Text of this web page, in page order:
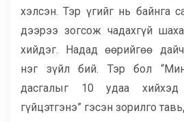
хэлсэн. Тэр үгийг нь байнга
дээрээ зогсож чадахгүй
хийдэг. Надад өөрийгөө
нэг зүйл бий. Тэр бол
дасгалыг 10 удаа
гүйцэтгэнэ” гэсэн зорилго